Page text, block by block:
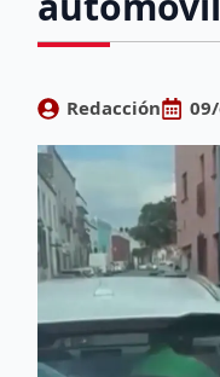
Redacción